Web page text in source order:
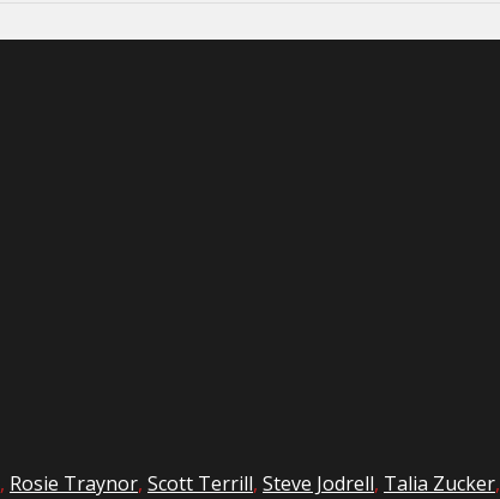
, Rosie Traynor, Scott Terrill, Steve Jodrell, Talia Zucker,